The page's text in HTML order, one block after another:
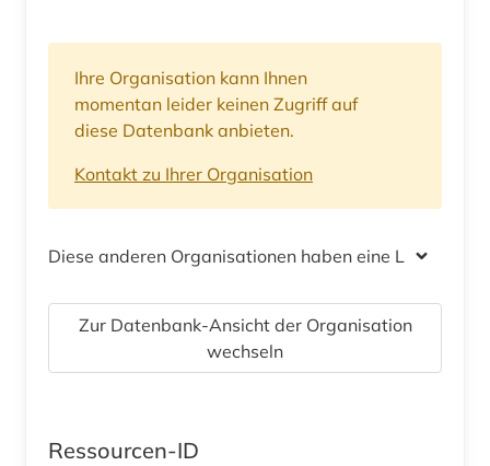
Ihre Organisation kann Ihnen
momentan leider keinen Zugriff auf
diese Datenbank anbieten.
Kontakt zu Ihrer Organisation
Diese anderen Organisationen haben eine Lizenz
Zur Datenbank-Ansicht der Organisation
wechseln
Ressourcen-ID